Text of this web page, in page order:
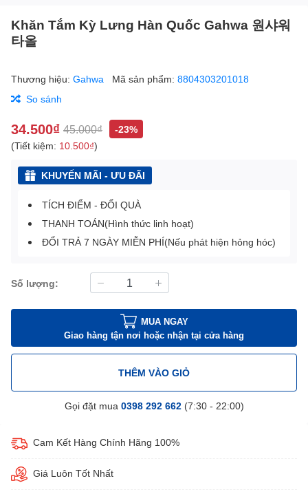
Khăn Tắm Kỳ Lưng Hàn Quốc Gahwa 원샤워
타올
Thương hiệu: Gahwa Mã sản phẩm: 8804303201018
So sánh
34.500₫ 45.000₫
-23%
(Tiết kiệm: 10.500₫)
KHUYẾN MÃI - ƯU ĐÃI
TÍCH ĐIỂM - ĐỔI QUÀ
THANH TOÁN(Hình thức linh hoạt)
ĐỔI TRẢ 7 NGÀY MIỄN PHÍ(Nếu phát hiện hỏng hóc)
Số lượng:
MUA NGAY
Giao hàng tận nơi hoặc nhận tại cửa hàng
THÊM VÀO GIỎ
Gọi đặt mua 0398 292 662(7:30 - 22:00)
Cam Kết Hàng Chính Hãng 100%
Giá Luôn Tốt Nhất